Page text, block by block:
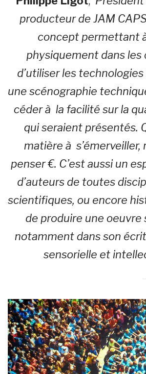
producteur de JAM
concept permettant
physiquement dans
d’utiliser les
une scénographie
céder à la facilité sur la
qui seraient présentés.
matière à
penser €. C’est aussi un
d’auteurs de toutes
scientifiques, ou encore
de produire une
notamment dans son
sensorielle et